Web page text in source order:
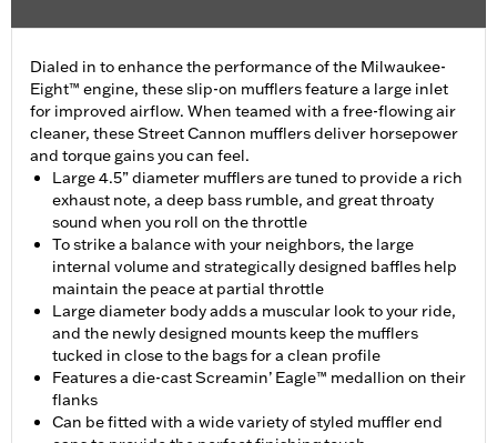
Dialed in to enhance the performance of the Milwaukee-
Eight™ engine, these slip-on mufflers feature a large inlet
for improved airflow. When teamed with a free-flowing air
cleaner, these Street Cannon mufflers deliver horsepower
and torque gains you can feel.
Large 4.5” diameter mufflers are tuned to provide a rich
exhaust note, a deep bass rumble, and great throaty
sound when you roll on the throttle
To strike a balance with your neighbors, the large
internal volume and strategically designed baffles help
maintain the peace at partial throttle
Large diameter body adds a muscular look to your ride,
and the newly designed mounts keep the mufflers
tucked in close to the bags for a clean profile
Features a die-cast Screamin’ Eagle™ medallion on their
flanks
Can be fitted with a wide variety of styled muffler end